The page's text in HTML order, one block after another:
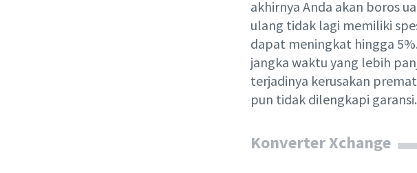
akhirnya Anda akan boros
ulang tidak lagi memiliki
dapat meningkat hingga
jangka waktu yang lebih
terjadinya kerusakan
pun tidak dilengkapi garansi.
Konverter Xchange